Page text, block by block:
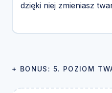
dzięki niej zmieniasz
+ BONUS: 5. POZIOM